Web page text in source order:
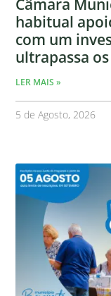
Câmara
habitual
com um
ultrapassa
LER MAIS »
5 de Agosto, 2026